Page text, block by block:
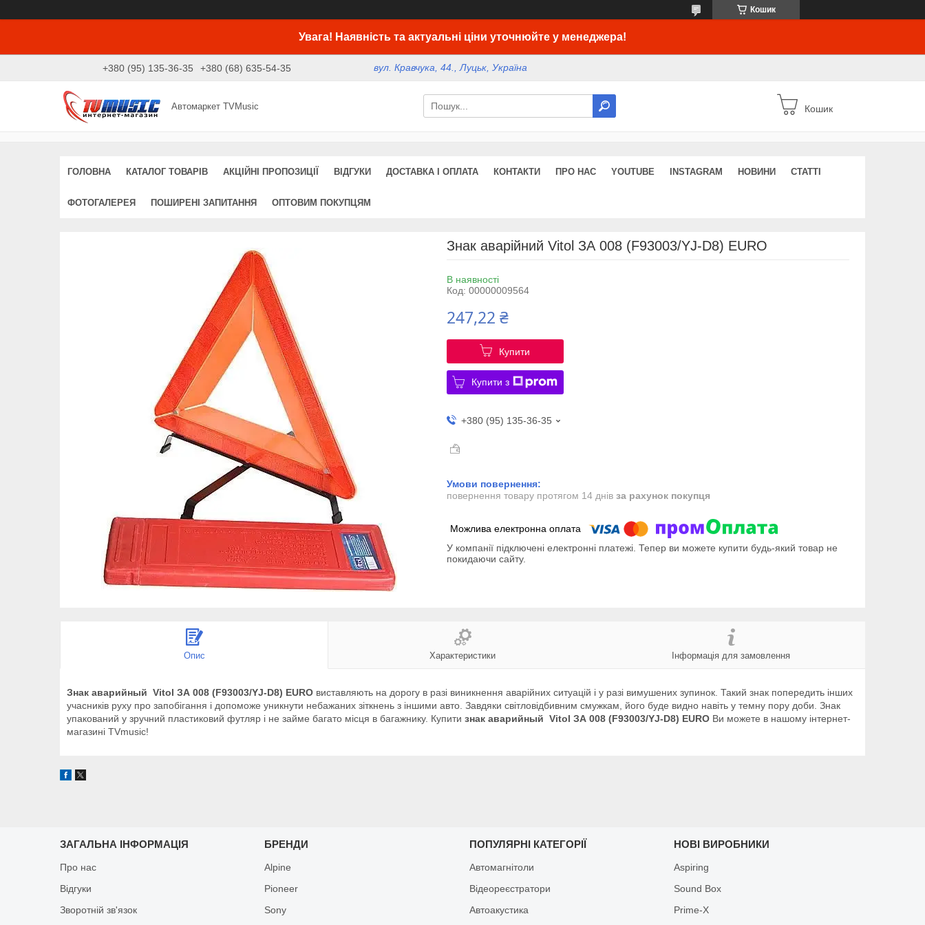
Кошик
Увага! Наявність та актуальні ціни уточнюйте у менеджера!
+380 (95) 135-36-35 +380 (68) 635-54-35 вул. Кравчука, 44., Луцьк, Україна
Автомаркет TVMusic Кошик
ГОЛОВНА КАТАЛОГ ТОВАРІВ АКЦІЙНІ ПРОПОЗИЦІЇ ВІДГУКИ ДОСТАВКА І ОПЛАТА КОНТАКТИ ПРО НАС YOUTUBE INSTAGRAM НОВИНИ СТАТТІ
ФОТОГАЛЕРЕЯ ПОШИРЕНІ ЗАПИТАННЯ ОПТОВИМ ПОКУПЦЯМ
Знак аварійний Vitol ЗА 008 (F93003/YJ-D8) EURO
В наявності
Код: 00000009564
247,22 ₴
Купити
Купити з
+380 (95) 135-36-35
повернення товару протягом 14 днів за рахунок покупця
У компанії підключені електронні платежі. Тепер ви можете купити будь-який товар не
покидаючи сайту.
Опис Характеристики Інформація для замовлення
Знак аварийный Vitol ЗА 008 (F93003/YJ-D8) EURO виставляють на дорогу в разі виникнення аварійних ситуацій і у разі вимушених зупинок. Такий знак попередить інших
учасників руху про запобігання і допоможе уникнути небажаних зіткнень з іншими авто. Завдяки світловідбивним смужкам, його буде видно навіть у темну пору доби. Знак
упакований у зручний пластиковий футляр і не займе багато місця в багажнику. Купити знак аварийный Vitol ЗА 008 (F93003/YJ-D8) EURO Ви можете в нашому інтернет-
магазині TVmusic!
ЗАГАЛЬНА ІНФОРМАЦІЯ
Про нас
Відгуки
Зворотній зв'язок
БРЕНДИ
Alpine
Pioneer
Sony
ПОПУЛЯРНІ КАТЕГОРІЇ
Автомагнітоли
Відеореєстратори
Автоакустика
НОВІ ВИРОБНИКИ
Aspiring
Sound Box
Prime-X